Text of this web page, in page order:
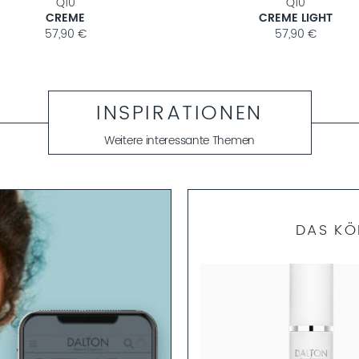
CREME LIGHT
57,90 €
AUGEN-MAKE-UP
16,90 €
INSPIRATIONEN
Weitere interessante Themen
DAS
PREMIUM CLEAN
PFLEGENDES ANTI-AGING
GESICHTSWASSER
und erfrischendes